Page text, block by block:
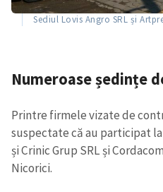
Sediul Lovis Angro SRL și
Numeroase ședințe
Printre firmele vizate de
suspectate că au participat
și Crinic Grup SRL și
Nicorici.